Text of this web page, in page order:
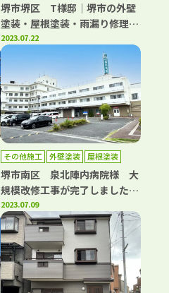
堺市堺区 T様邸│堺市の外壁
塗装・屋根塗装・雨漏り修理専
門店 千成工務店
2023.07.22
その他施工 外壁塗装
屋根塗装
防水工事
堺市南区 泉北陣内病院様 大
規模改修工事が完了しました！
│堺市の外壁塗装・屋根塗装・
雨漏り修理専門店 千成工務店
2023.07.09